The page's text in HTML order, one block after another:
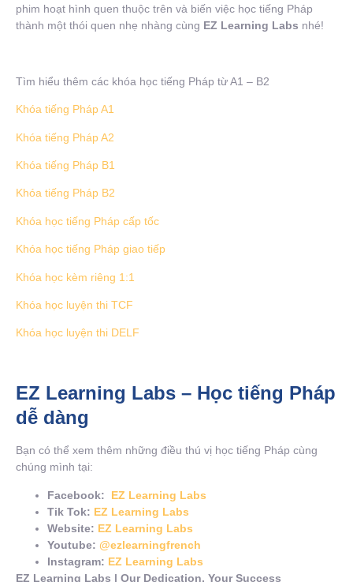
phim hoạt hình quen thuộc trên và biến việc học tiếng Pháp
thành một thói quen nhẹ nhàng cùng EZ Learning Labs nhé!
Tìm hiểu thêm các khóa học tiếng Pháp từ A1 – B2
Khóa tiếng Pháp A1
Khóa tiếng Pháp A2
Khóa tiếng Pháp B1
Khóa tiếng Pháp B2
Khóa học tiếng Pháp cấp tốc
Khóa học tiếng Pháp giao tiếp
Khóa học kèm riêng 1:1
Khóa học luyện thi TCF
Khóa học luyện thi DELF
EZ Learning Labs – Học tiếng Pháp
dễ dàng
Bạn có thể xem thêm những điều thú vị học tiếng Pháp cùng
chúng mình tại:
Facebook:
EZ Learning Labs
Tik Tok: EZ Learning Labs
Website: EZ Learning Labs
Youtube: @ezlearningfrench
Instagram: EZ Learning Labs
EZ Learning Labs | Our Dedication, Your Success